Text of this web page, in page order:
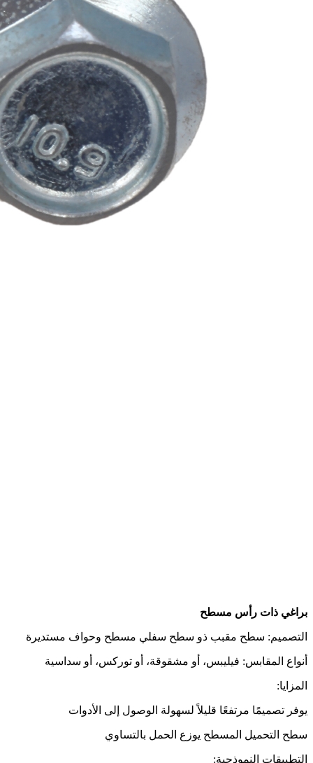
براغي ذات رأس مسطح
التصميم: سطح مقبب ذو سطح سفلي مسطح وحواف مستديرة
أنواع المقابس: فيليبس، أو مشقوقة، أو توركس، أو سداسية
المزايا:
يوفر تصميمًا مرتفعًا قليلاً لسهولة الوصول إلى الأدوات
سطح التحميل المسطح يوزع الحمل بالتساوي
التطبيقات النموذجية: